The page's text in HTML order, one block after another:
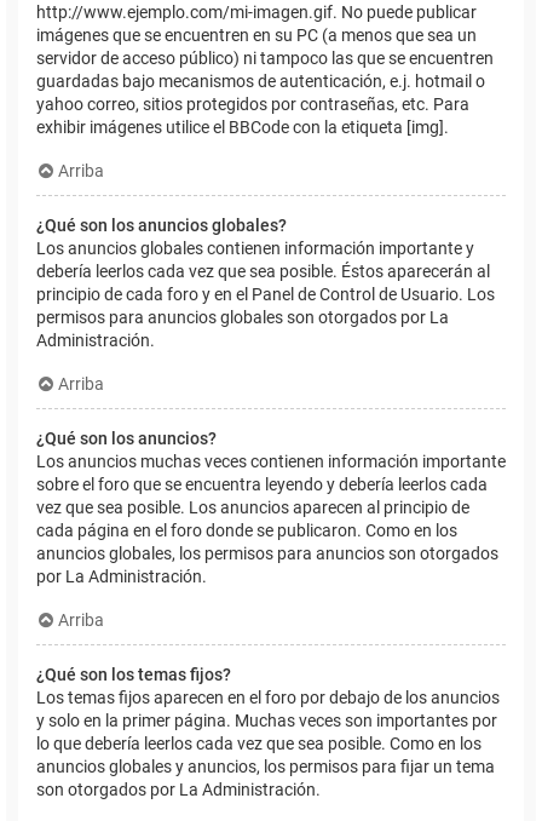
http://www.ejemplo.com/mi-imagen.gif. No puede publicar
imágenes que se encuentren en su PC (a menos que sea un
servidor de acceso público) ni tampoco las que se encuentren
guardadas bajo mecanismos de autenticación, e.j. hotmail o
yahoo correo, sitios protegidos por contraseñas, etc. Para
exhibir imágenes utilice el BBCode con la etiqueta [img].
Arriba
¿Qué son los anuncios globales?
Los anuncios globales contienen información importante y
debería leerlos cada vez que sea posible. Éstos aparecerán al
principio de cada foro y en el Panel de Control de Usuario. Los
permisos para anuncios globales son otorgados por La
Administración.
Arriba
¿Qué son los anuncios?
Los anuncios muchas veces contienen información importante
sobre el foro que se encuentra leyendo y debería leerlos cada
vez que sea posible. Los anuncios aparecen al principio de
cada página en el foro donde se publicaron. Como en los
anuncios globales, los permisos para anuncios son otorgados
por La Administración.
Arriba
¿Qué son los temas fijos?
Los temas fijos aparecen en el foro por debajo de los anuncios
y solo en la primer página. Muchas veces son importantes por
lo que debería leerlos cada vez que sea posible. Como en los
anuncios globales y anuncios, los permisos para fijar un tema
son otorgados por La Administración.